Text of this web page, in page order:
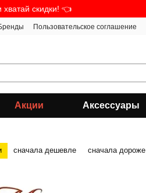
скидки! 👈
Пользовательское соглашение
Акции Аксессуары
сначала дешевле сначала дороже